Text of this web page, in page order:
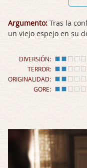
Argumento: Tras la
un viejo espejo en su
DIVERSIÓN:
TERROR:
ORIGINALIDAD:
GORE: